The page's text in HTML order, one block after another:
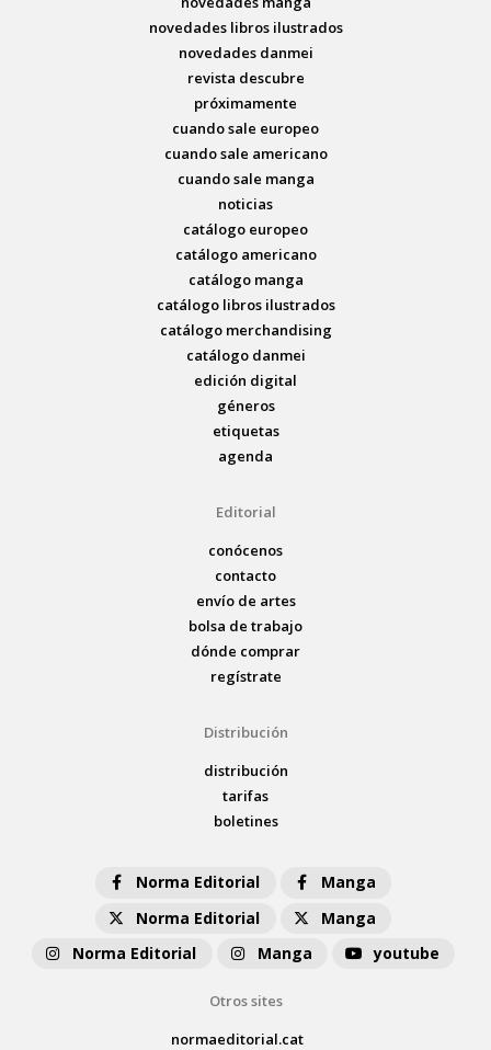
novedades libros ilustrados
novedades danmei
revista descubre
próximamente
cuando sale europeo
cuando sale americano
cuando sale manga
noticias
catálogo europeo
catálogo americano
catálogo manga
catálogo libros ilustrados
catálogo merchandising
catálogo danmei
edición digital
géneros
etiquetas
agenda
Editorial
conócenos
contacto
envío de artes
bolsa de trabajo
dónde comprar
regístrate
Distribución
distribución
tarifas
boletines
Norma Editorial
Manga
Norma Editorial
Manga
Norma Editorial
Manga youtube
Otros sites
normaeditorial.cat